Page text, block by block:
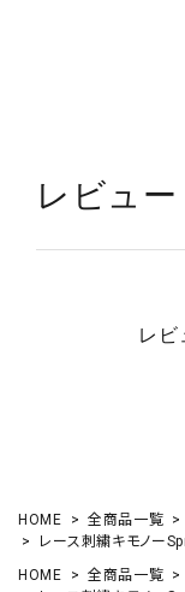
レビュー
レビ
HOME 全商品一覧
レース刺繍キモノー
HOME
全商品一覧